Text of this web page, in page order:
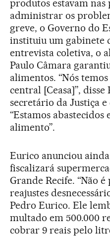
produtos estavam nas
administrar os
greve, o Governo do
instituiu um gabinete
entrevista coletiva, o
Paulo Câmara
alimentos. “Nós
central [Ceasa]”,
secretário da Justiça
“Estamos abastecidos
alimento”.
Eurico anunciou
fiscalizará
Grande Recife. “Não
reajustes
Pedro Eurico. Ele
multado em 500.000
cobrar 9 reais pelo